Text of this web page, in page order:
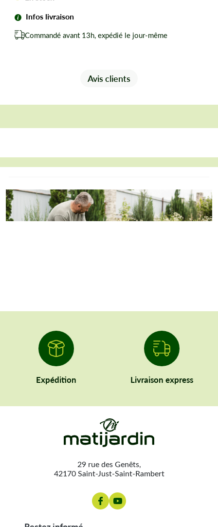
Infos livraison
Commandé avant 13h, expédié le jour-même
Avis clients
Expédition Livraison express
29 rue des Genêts,
42170 Saint-Just-Saint-Rambert